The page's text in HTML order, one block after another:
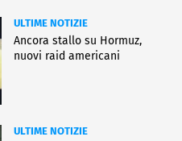
ULTIME NOTIZIE
Ancora stallo su Hormuz,
nuovi raid americani
ULTIME NOTIZIE